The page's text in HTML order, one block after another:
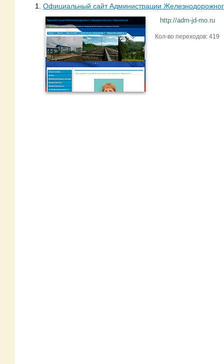
1. Официальный сайт Администрации
http://adm-jd-mo.ru
Кол-во переходов: 419